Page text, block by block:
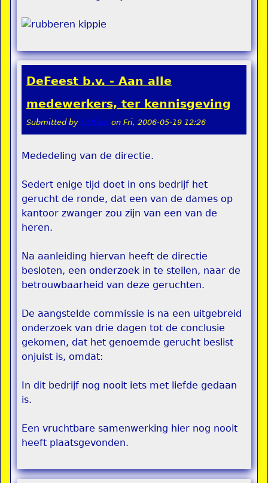
DeFeest b.v. - Aan alle
medewerkers, ter kennisgeving
Submitted by ULIfanton Fri, 2006-05-19 12:26
Mededeling van de directie.
Sedert enige tijd doet in ons bedrijf het
gerucht de ronde, dat een van de dames op
kantoor zwanger zou zijn van een van de
heren.
Na aanleiding hiervan heeft de directie
besloten, een onderzoek in te stellen, naar de
betrouwbaarheid van deze geruchten.
De aangstelde commissie is na een uitgebreid
onderzoek van drie dagen tot de conclusie
gekomen, dat het genoemde gerucht beslist
onjuist is, omdat:
In dit bedrijf nog nooit iets met liefde gedaan
is.
Een vruchtbare samenwerking hier nog nooit
heeft plaatsgevonden.